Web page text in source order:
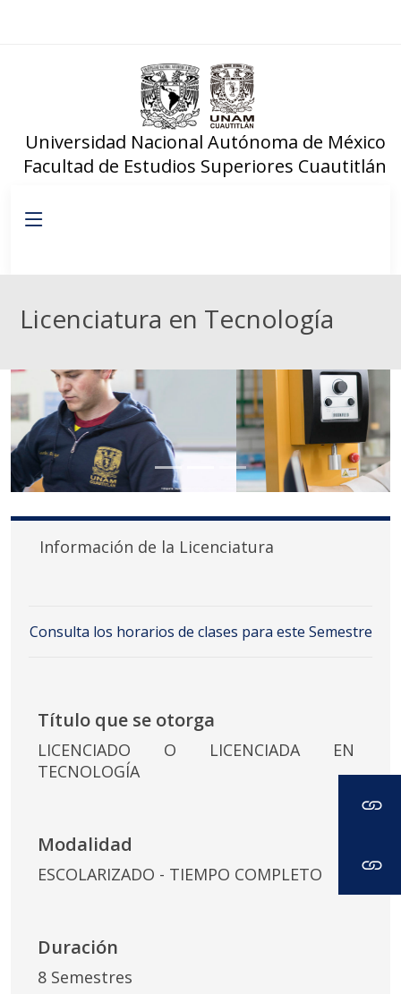
Universidad Nacional Autónoma de México
Facultad de Estudios Superiores Cuautitlán
Licenciatura en Tecnología
Información de la Licenciatura
Consulta los horarios de clases para este Semestre
Título que se otorga
LICENCIADO O LICENCIADA EN
TECNOLOGÍA
Modalidad
ESCOLARIZADO - TIEMPO COMPLETO
Duración
8 Semestres